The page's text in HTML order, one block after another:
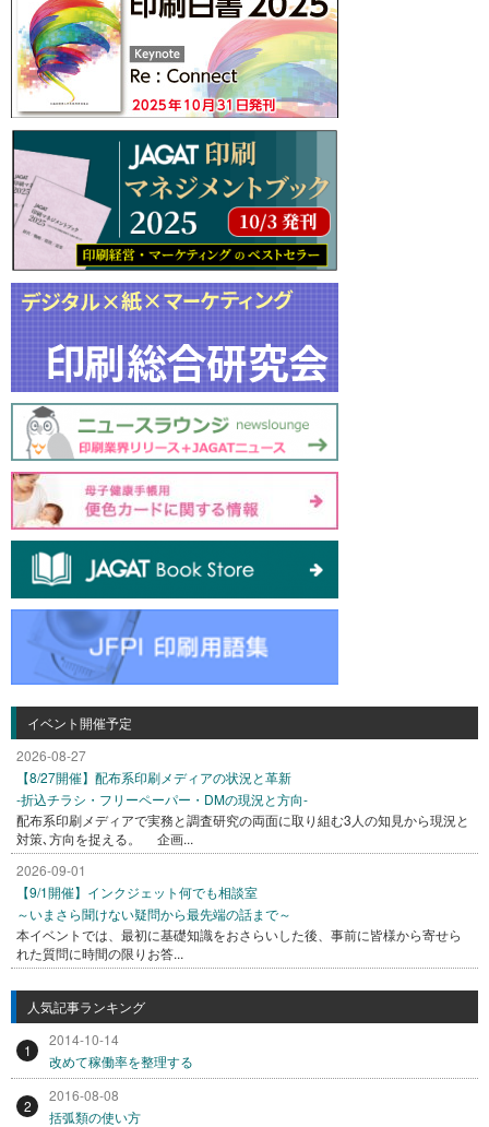
イベント開催予定
2026-08-27
【8/27開催】配布系印刷メディアの状況と革新
-折込チラシ・フリーペーパー・DMの現況と方向-
配布系印刷メディアで実務と調査研究の両面に取り組む3人の知見から現況と
対策､方向を捉える。 企画...
2026-09-01
【9/1開催】インクジェット何でも相談室
～いまさら聞けない疑問から最先端の話まで～
本イベントでは、最初に基礎知識をおさらいした後、事前に皆様から寄せら
れた質問に時間の限りお答...
人気記事ランキング
1
2014-10-14
改めて稼働率を整理する
2
2016-08-08
括弧類の使い方